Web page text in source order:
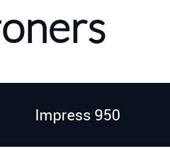
Impress 950